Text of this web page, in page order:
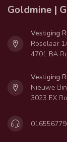
Goldmine |
Vestiging
Roselaar
4701 BA
Vestiging
Nieuwe
3023 EX